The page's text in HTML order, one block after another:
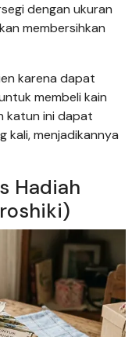
dengan ukuran
membersihkan
karena dapat
membeli kain
katun ini dapat
kali, menjadikannya
Hadiah